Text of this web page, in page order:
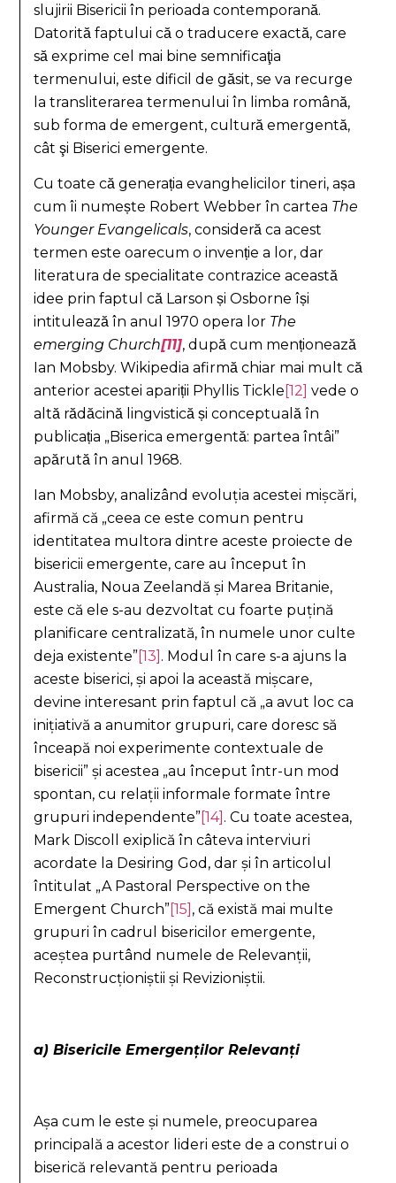
slujirii Bisericii în perioada contemporană.
Datorită faptului că o traducere exactă, care
să exprime cel mai bine semnificaţia
termenului, este dificil de găsit, se va recurge
la transliterarea termenului în limba română,
sub forma de emergent, cultură emergentă,
cât şi Biserici emergente.
Cu toate că generația evanghelicilor tineri, așa
cum îi numește Robert Webber în cartea The
Younger Evangelicals, consideră ca acest
termen este oarecum o invenție a lor, dar
literatura de specialitate contrazice această
idee prin faptul că Larson și Osborne își
intitulează în anul 1970 opera lor The
emerging Church[11], după cum menționează
Ian Mobsby. Wikipedia afirmă chiar mai mult că
anterior acestei apariții Phyllis Tickle [12] vede o
altă rădăcină lingvistică și conceptuală în
publicația „Biserica emergentă: partea întâi”
apărută în anul 1968.
Ian Mobsby, analizând evoluția acestei mișcări,
afirmă că „ceea ce este comun pentru
identitatea multora dintre aceste proiecte de
bisericii emergente, care au început în
Australia, Noua Zeelandă și Marea Britanie,
este că ele s-au dezvoltat cu foarte puțină
planificare centralizată, în numele unor culte
deja existente” [13] . Modul în care s-a ajuns la
aceste biserici, și apoi la această mișcare,
devine interesant prin faptul că „a avut loc ca
inițiativă a anumitor grupuri, care doresc să
înceapă noi experimente contextuale de
bisericii” și acestea „au început într-un mod
spontan, cu relații informale formate între
grupuri independente” [14] . Cu toate acestea,
Mark Discoll exiplică în câteva interviuri
acordate la Desiring God, dar și în articolul
întitulat „A Pastoral Perspective on the
Emergent Church” [15] , că există mai multe
grupuri în cadrul bisericilor emergente,
aceștea purtând numele de Relevanții,
Reconstrucționiștii și Revizioniștii.
a) Bisericile Emergenților Relevanți
Așa cum le este și numele, preocuparea
principală a acestor lideri este de a construi o
biserică relevantă pentru perioada